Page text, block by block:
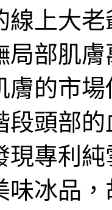
線上大
局部肌
膚的市
段頭部
現專利
味冰品